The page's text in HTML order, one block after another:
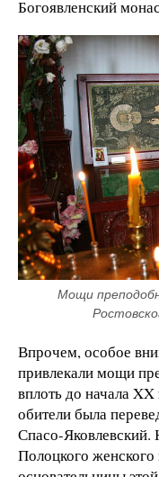
Богоявленский
Мощи
Впрочем, особое
привлекали мощи
вплоть до начала
обители была
Спасо-Яковлевский.
Полоцкого